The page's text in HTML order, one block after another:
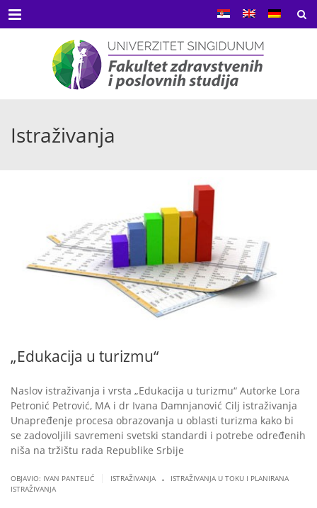
Menu
Istraživanja
„Edukacija u turizmu“
Naslov istraživanja i vrsta „Edukacija u turizmu“ Autorke Lora
Petronić Petrović, MA i dr Ivana Damnjanović Cilj istraživanja
Unapređenje procesa obrazovanja u oblasti turizma kako bi
se zadovoljili savremeni svetski standardi i potrebe određenih
niša na tržištu rada Republike Srbije
OBJAVIO: IVAN PANTELIĆ ISTRAŽIVANJA .
ISTRAŽIVANJA U TOKU I PLANIRANA
ISTRAŽIVANJA